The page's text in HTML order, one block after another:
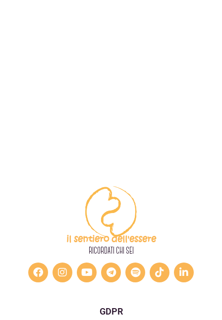
il sentiero dell'essere
RICORDATI CHI SEI
GDPR